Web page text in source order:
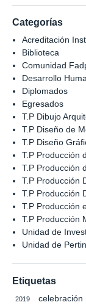
Categorías
Acreditación
Biblioteca
Comunidad
Desarrollo
Diplomados
Egresados
T.P Dibujo
T.P Diseño de
T.P Diseño
T.P Producción
T.P Producción
T.P Producción
T.P Producción
T.P Producción
T.P Producción
Unidad de
Unidad de
Etiquetas
2019 celebración